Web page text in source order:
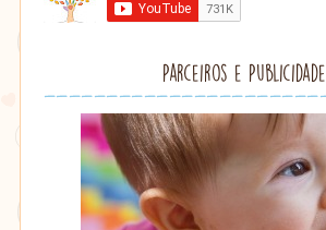
Parceiros e Publicidade
Lithu
âmbar